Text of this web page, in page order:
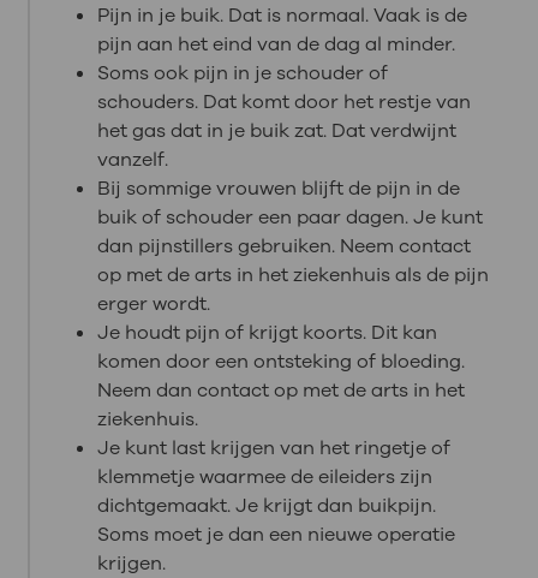
Pijn in je buik. Dat is normaal. Vaak is de
pijn aan het eind van de dag al minder.
Soms ook pijn in je schouder of
schouders. Dat komt door het restje van
het gas dat in je buik zat. Dat verdwijnt
vanzelf.
Bij sommige vrouwen blijft de pijn in de
buik of schouder een paar dagen. Je kunt
dan pijnstillers gebruiken. Neem contact
op met de arts in het ziekenhuis als de pijn
erger wordt.
Je houdt pijn of krijgt koorts. Dit kan
komen door een ontsteking of bloeding.
Neem dan contact op met de arts in het
ziekenhuis.
Je kunt last krijgen van het ringetje of
klemmetje waarmee de eileiders zijn
dichtgemaakt. Je krijgt dan buikpijn.
Soms moet je dan een nieuwe operatie
krijgen.